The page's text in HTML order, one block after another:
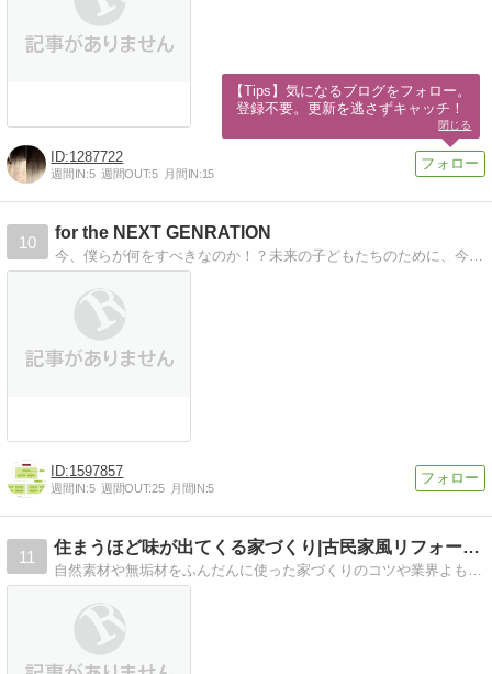
1287722
週間IN:5 週間OUT:5 月間IN:15
10
for the NEXT GENRATION
1597857
週間IN:5 週間OUT:25 月間IN:5
11
住まうほど味が出てくる家づくり|古民家風リフォーム専門|湘南
【Tips】気になるブログをフォロー。
登録不要。更新を逃さずキャッチ！
閉じる